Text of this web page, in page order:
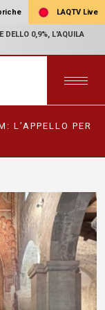
LAQTV Live
DELLO 0,9%, L'AQUILA
L’APPELLO PER